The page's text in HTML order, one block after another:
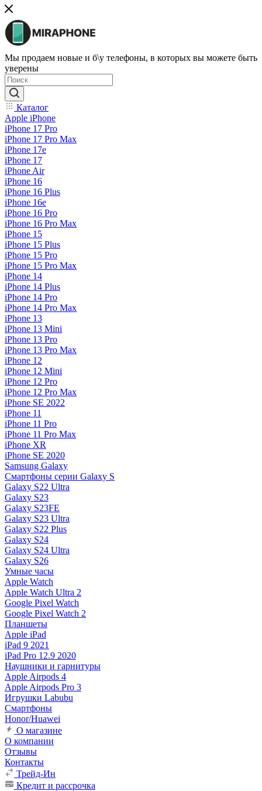
Мы продаем новые и б\у телефоны, в которых вы можете быть
уверены
Каталог
Apple iPhone
iPhone 17 Pro
iPhone 17 Pro Max
iPhone 17e
iPhone 17
iPhone Air
iPhone 16
iPhone 16 Plus
iPhone 16e
iPhone 16 Pro
iPhone 16 Pro Max
iPhone 15
iPhone 15 Plus
iPhone 15 Pro
iPhone 15 Pro Max
iPhone 14
iPhone 14 Plus
iPhone 14 Pro
iPhone 14 Pro Max
iPhone 13
iPhone 13 Mini
iPhone 13 Pro
iPhone 13 Pro Max
iPhone 12
iPhone 12 Mini
iPhone 12 Pro
iPhone 12 Pro Max
iPhone SE 2022
iPhone 11
iPhone 11 Pro
iPhone 11 Pro Max
iPhone XR
iPhone SE 2020
Samsung Galaxy
Смартфоны серии Galaxy S
Galaxy S22 Ultra
Galaxy S23
Galaxy S23FE
Galaxy S23 Ultra
Galaxy S22 Plus
Galaxy S24
Galaxy S24 Ultra
Galaxy S26
Умные часы
Apple Watch
Apple Watch Ultra 2
Google Pixel Watch
Google Pixel Watch 2
Планшеты
Apple iPad
iPad 9 2021
iPad Pro 12.9 2020
Наушники и гарнитуры
Apple Airpods 4
Apple Airpods Pro 3
Игрушки Labubu
Смартфоны
Honor/Huawei
О магазине
О компании
Отзывы
Контакты
Трейд-Ин
Кредит и рассрочка